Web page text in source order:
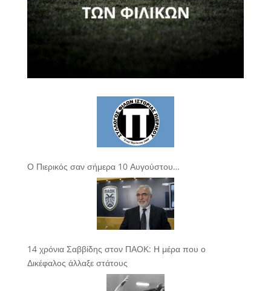
Ο Πιερικός σαν σήμερα 10 Αυγούστου…
14 χρόνια Σαββίδης στον ΠΑΟΚ: Η μέρα που ο
Δικέφαλος άλλαξε στάτους